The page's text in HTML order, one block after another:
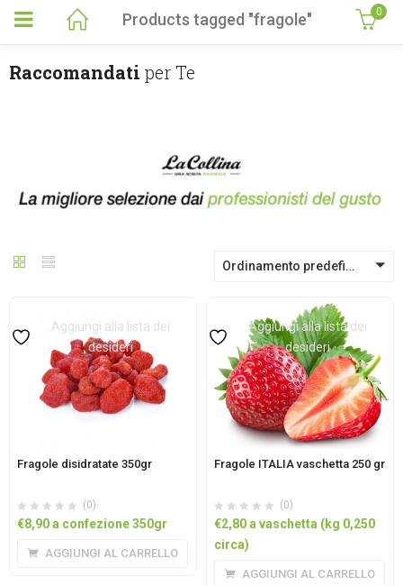
Products tagged "fragole" 0
Raccomandati per Te
Ordinamento predefinito
Aggiungi alla lista dei
desideri
Fragole disidratate 350gr
(0)
€8,90a confezione 350gr
AGGIUNGI AL CARRELLO
Aggiungi alla lista dei
desideri
Fragole ITALIA vaschetta 250 gr
(0)
€2,80a vaschetta (kg 0,250
circa)
AGGIUNGI AL CARRELLO